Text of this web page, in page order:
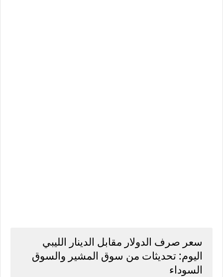
سعر صرف الدولار مقابل الدينار الليبي
اليوم: تحديثات من سوق المشير والسوق
السوداء